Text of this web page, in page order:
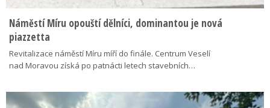
Náměstí Míru opouští dělníci, dominantou je nová
piazzetta
Revitalizace náměstí Míru míří do finále. Centrum Veselí
nad Moravou získá po patnácti letech stavebních…